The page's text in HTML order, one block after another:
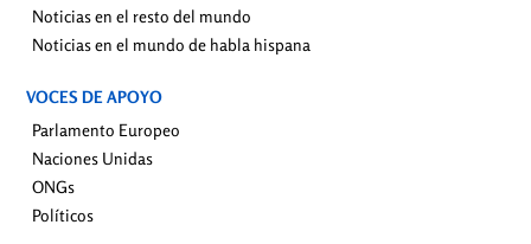
Noticias en el resto del mundo
Noticias en el mundo de habla hispana
VOCES DE APOYO
Parlamento Europeo
Naciones Unidas
ONGs
Políticos